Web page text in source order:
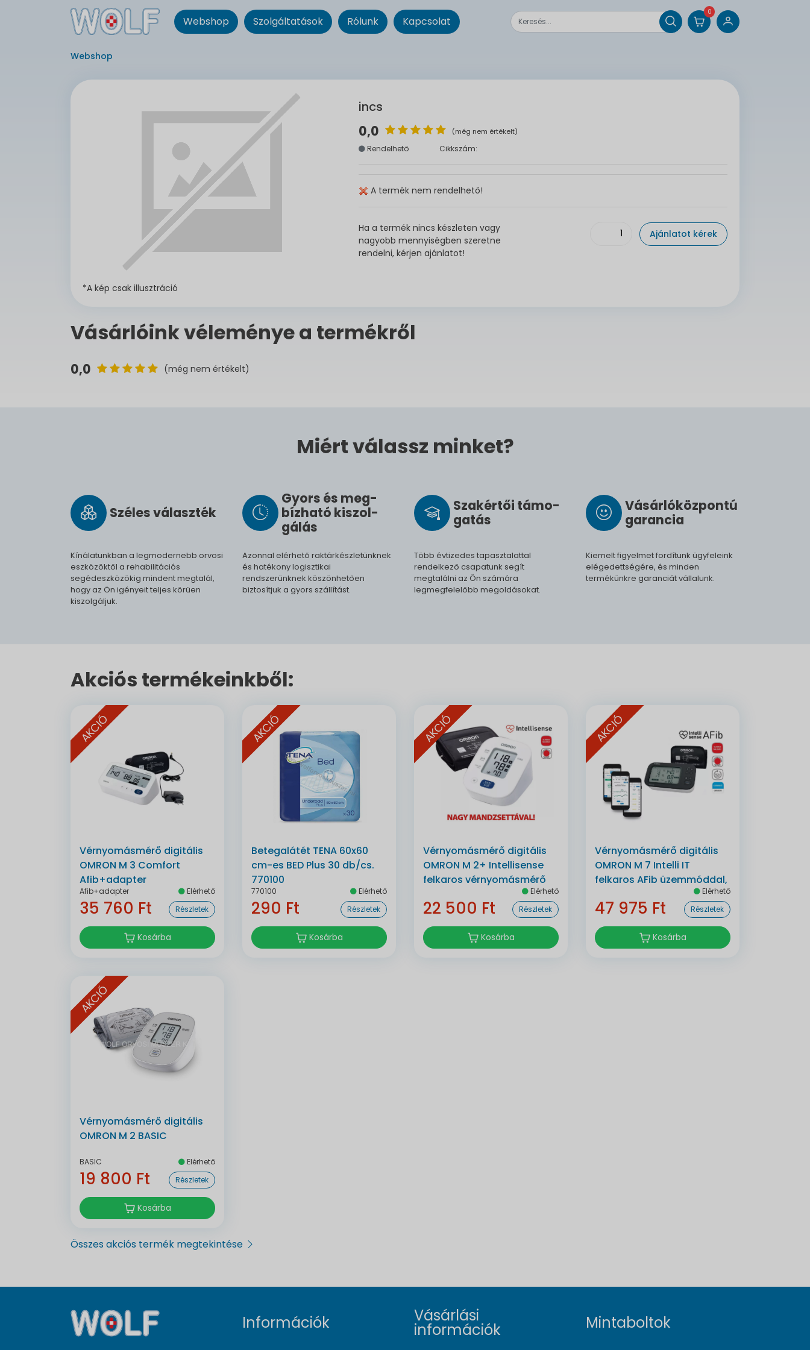
0
Webshop Szolgáltatások Rólunk Kapcsolat
Webshop
*A kép csak illusztráció
incs
0,0 (még nem értékelt)
Rendelhető Cikkszám:
A termék nem rendelhető!
Ha a termék nincs készleten vagy
nagyobb mennyiségben szeretne
rendelni, kérjen ajánlatot!
Ajánlatot kérek
Vásárlóink véleménye a termékről
0,0 (még nem értékelt)
Miért válassz minket?
Széles vá­lasz­ték
Kínálatunkban a legmodernebb orvosi
eszközöktől a rehabilitációs
segédeszközökig mindent megtalál,
hogy az Ön igényeit teljes körűen
kiszolgáljuk.
Gyors és meg­
bíz­ha­tó ki­szol­
gál­ás
Azonnal elérhető raktárkészletünknek
és hatékony logisztikai
rendszerünknek köszönhetően
biztosítjuk a gyors szállítást.
Szak­értői tá­mo­
ga­tás
Több évtizedes tapasztalattal
rendelkező csapatunk segít
megtalálni az Ön számára
legmegfelelőbb megoldásokat.
Vásárló­köz­pontú
ga­ran­cia
Kiemelt figyelmet fordítunk ügyfeleink
elégedettségére, és minden
termékünkre garanciát vállalunk.
Akciós termékeinkből:
AKCIÓ
Vérnyomásmérő digitális
OMRON M 3 Comfort
Afib+adapter
Afib+adapter Elérhető
35 760 Ft Részletek
Kosárba
AKCIÓ
Betegalátét TENA 60x60
cm-es BED Plus 30 db/cs.
770100
770100 Elérhető
290 Ft Részletek
Kosárba
AKCIÓ
Vérnyomásmérő digitális
OMRON M 2+ Intellisense
felkaros vérnyomásmérő
Elérhető
22 500 Ft Részletek
Kosárba
AKCIÓ
Vérnyomásmérő digitális
OMRON M 7 Intelli IT
felkaros AFib üzemmóddal,
bluetoothos automataElérhető
47 975 Ft Részletek
Kosárba
AKCIÓ
Vérnyomásmérő digitális
OMRON M 2 BASIC
BASIC Elérhető
19 800 Ft Részletek
Kosárba
Összes akciós termék megtekintése
Információk Vásárlási
információk Mintaboltok